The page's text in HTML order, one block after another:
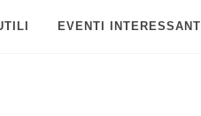
EVENTI INTERESSANTI